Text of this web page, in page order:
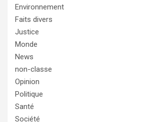
Environnement
Faits divers
Justice
Monde
News
non-classe
Opinion
Politique
Santé
Société